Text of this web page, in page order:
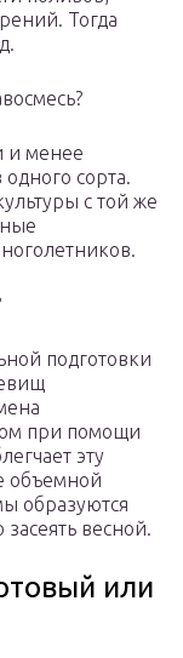
Тогда
и менее
сорта.
с той же
подготовки
при помощи
эту
объемной
образуются
весной.
или